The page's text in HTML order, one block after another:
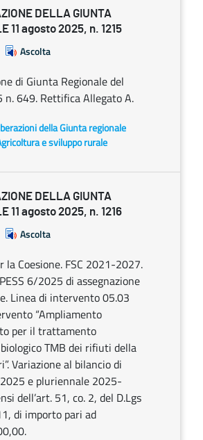
DELLA GIUNTA
11 agosto 2025, n. 1215
Ascolta
di Giunta Regionale del
n. 649. Rettifica Allegato A.
della Giunta regionale
e sviluppo rurale
DELLA GIUNTA
11 agosto 2025, n. 1216
Ascolta
la Coesione. FSC 2021-2027.
6/2025 di assegnazione
Linea di intervento 05.03
“Ampliamento
per il trattamento
TMB dei rifiuti della
Variazione al bilancio di
e pluriennale 2025-
dell’art. 51, co. 2, del D.Lgs
di importo pari ad